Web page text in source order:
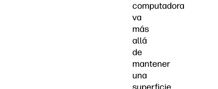
computadora
va
más
allá
de
mantener
una